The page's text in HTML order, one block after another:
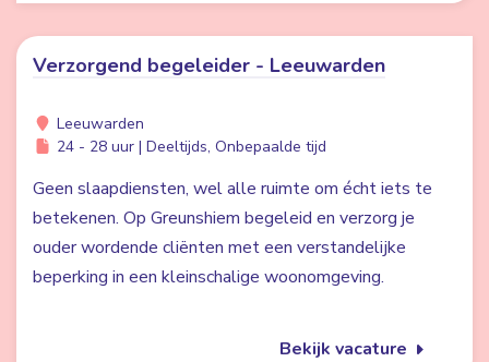
Verzorgend begeleider - Leeuwarden
Leeuwarden
24 - 28 uur | Deeltijds, Onbepaalde tijd
Geen slaapdiensten, wel alle ruimte om écht iets te
betekenen. Op Greunshiem begeleid en verzorg je
ouder wordende cliënten met een verstandelijke
beperking in een kleinschalige woonomgeving.
Bekijk vacature